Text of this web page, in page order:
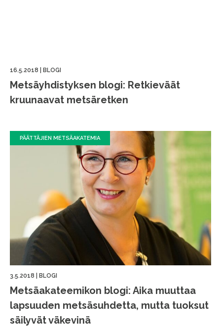
16.5.2018 BLOGI
Metsäyhdistyksen blogi: Retkieväät
kruunaavat metsäretken
PÄÄTTÄJIEN METSÄAKATEMIA
3.5.2018 BLOGI
Metsäakateemikon blogi: Aika muuttaa
lapsuuden metsäsuhdetta, mutta tuoksut
säilyvät väkevinä